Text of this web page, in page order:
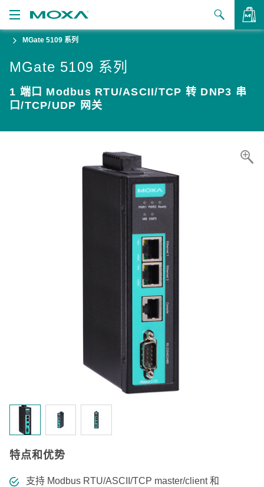
品
决方案
持
MGate 5109 系列
MGate 5109 系列
1 端口 Modbus RTU/ASCII/TCP 转 DNP3 串
口/TCP/UDP 网关
特点和优势
支持 Modbus RTU/ASCII/TCP master/client 和
查看询价